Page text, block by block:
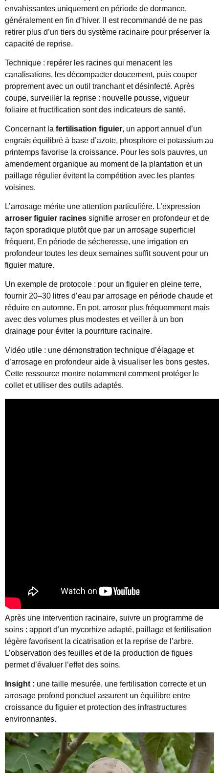
envahissantes uniquement en période de dormance,
généralement en fin d’hiver. Il est recommandé de ne pas
retirer plus d’un tiers du système racinaire pour préserver la
capacité de reprise.
Technique : repérer les racines qui menacent les
canalisations, les décompacter doucement, puis couper
proprement avec un outil tranchant et désinfecté. Après
coupe, surveiller la reprise : nouvelle pousse, vigueur
foliaire et fructification sont des indicateurs de santé.
Concernant la fertilisation figuier, un apport annuel d’un
engrais équilibré à base d’azote, phosphore et potassium au
printemps favorise la croissance. Pour les sols pauvres, un
amendement organique au moment de la plantation et un
paillage régulier évitent la compétition avec les plantes
voisines.
L’arrosage mérite une attention particulière. L’expression
arroser figuier racines signifie arroser en profondeur et de
façon sporadique plutôt que par un arrosage superficiel
fréquent. En période de sécheresse, une irrigation en
profondeur toutes les deux semaines suffit souvent pour un
figuier mature.
Un exemple de protocole : pour un figuier en pleine terre,
fournir 20–30 litres d’eau par arrosage en période chaude et
réduire en automne. En pot, arroser plus fréquemment mais
avec des volumes plus modestes et veiller à un bon
drainage pour éviter la pourriture racinaire.
Vidéo utile : une démonstration technique d’élagage et
d’arrosage en profondeur aide à visualiser les bons gestes.
Cette ressource montre notamment comment protéger le
collet et utiliser des outils adaptés.
Après une intervention racinaire, suivre un programme de
soins : apport d’un mycorhize adapté, paillage et fertilisation
légère favorisent la cicatrisation et la reprise de l’arbre.
L’observation des feuilles et de la production de figues
permet d’évaluer l’effet des soins.
Insight : une taille mesurée, une fertilisation correcte et un
arrosage profond ponctuel assurent un équilibre entre
croissance du figuier et protection des infrastructures
environnantes.